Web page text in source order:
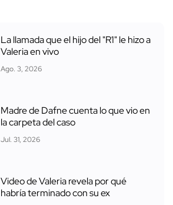
La llamada que el hijo del "R1" le hizo a
Valeria en vivo
Ago. 3, 2026
Madre de Dafne cuenta lo que vio en
la carpeta del caso
Jul. 31, 2026
Video de Valeria revela por qué
habría terminado con su ex